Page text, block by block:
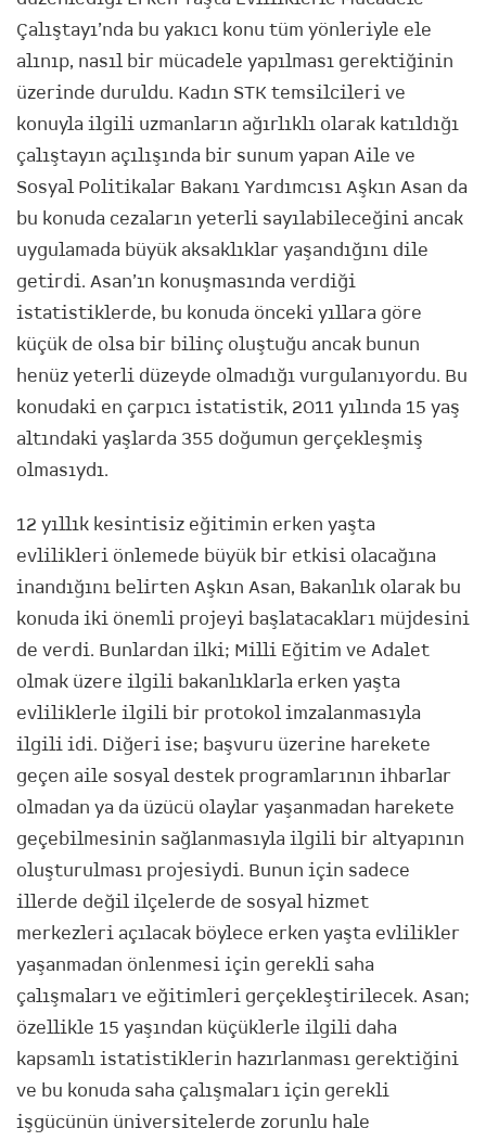
Çalıştayı’nda bu yakıcı konu tüm yönleriyle ele
alınıp, nasıl bir mücadele yapılması gerektiğinin
üzerinde duruldu. Kadın STK temsilcileri ve
konuyla ilgili uzmanların ağırlıklı olarak katıldığı
çalıştayın açılışında bir sunum yapan Aile ve
Sosyal Politikalar Bakanı Yardımcısı Aşkın Asan da
bu konuda cezaların yeterli sayılabileceğini ancak
uygulamada büyük aksaklıklar yaşandığını dile
getirdi. Asan’ın konuşmasında verdiği
istatistiklerde, bu konuda önceki yıllara göre
küçük de olsa bir bilinç oluştuğu ancak bunun
henüz yeterli düzeyde olmadığı vurgulanıyordu. Bu
konudaki en çarpıcı istatistik, 2011 yılında 15 yaş
altındaki yaşlarda 355 doğumun gerçekleşmiş
olmasıydı.
12 yıllık kesintisiz eğitimin erken yaşta
evlilikleri önlemede büyük bir etkisi olacağına
inandığını belirten Aşkın Asan, Bakanlık olarak bu
konuda iki önemli projeyi başlatacakları müjdesini
de verdi. Bunlardan ilki; Milli Eğitim ve Adalet
olmak üzere ilgili bakanlıklarla erken yaşta
evliliklerle ilgili bir protokol imzalanmasıyla
ilgili idi. Diğeri ise; başvuru üzerine harekete
geçen aile sosyal destek programlarının ihbarlar
olmadan ya da üzücü olaylar yaşanmadan harekete
geçebilmesinin sağlanmasıyla ilgili bir altyapının
oluşturulması projesiydi. Bunun için sadece
illerde değil ilçelerde de sosyal hizmet
merkezleri açılacak böylece erken yaşta evlilikler
yaşanmadan önlenmesi için gerekli saha
çalışmaları ve eğitimleri gerçekleştirilecek. Asan;
özellikle 15 yaşından küçüklerle ilgili daha
kapsamlı istatistiklerin hazırlanması gerektiğini
ve bu konuda saha çalışmaları için gerekli
işgücünün üniversitelerde zorunlu hale